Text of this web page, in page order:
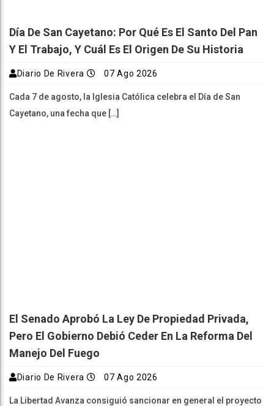
Día De San Cayetano: Por Qué Es El Santo Del Pan
Y El Trabajo, Y Cuál Es El Origen De Su Historia
Diario De Rivera 07 Ago 2026
Cada 7 de agosto, la Iglesia Católica celebra el Día de San
Cayetano, una fecha que […]
El Senado Aprobó La Ley De Propiedad Privada,
Pero El Gobierno Debió Ceder En La Reforma Del
Manejo Del Fuego
Diario De Rivera 07 Ago 2026
La Libertad Avanza consiguió sancionar en general el proyecto